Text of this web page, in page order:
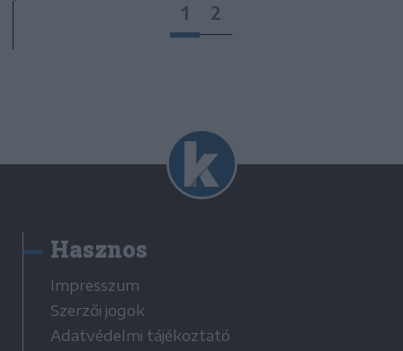
1 2
Hasznos
Impresszum
Szerzői jogok
Adatvédelmi tájékoztató